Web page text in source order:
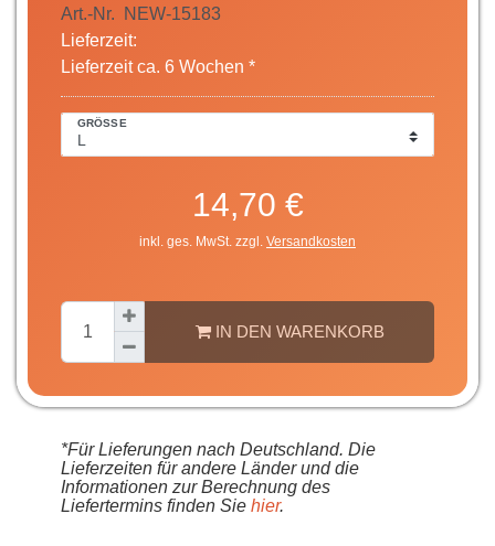
Art.-Nr.
NEW-15183
Lieferzeit:
Lieferzeit ca. 6 Wochen *
GRÖSSE
14,70 €
inkl. ges. MwSt. zzgl. Versandkosten
IN DEN WARENKORB
*Für Lieferungen nach Deutschland. Die
Lieferzeiten für andere Länder und die
Informationen zur Berechnung des
Liefertermins finden Sie hier.